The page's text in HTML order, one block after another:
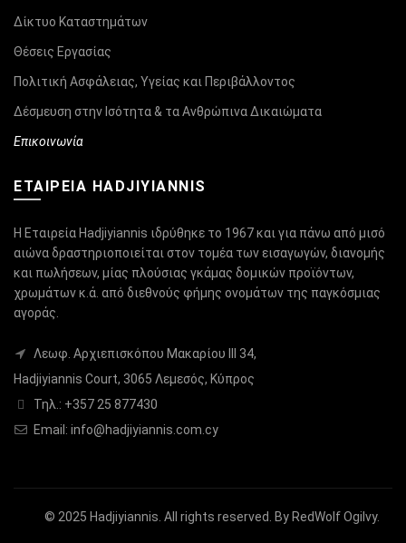
Δίκτυο Καταστημάτων
Θέσεις Εργασίας
Πολιτική Ασφάλειας, Υγείας και Περιβάλλοντος
Δέσμευση στην Ισότητα & τα Ανθρώπινα Δικαιώματα
Επικοινωνία
ΕΤΑΙΡΕΙΑ HADJIYIANNIS
Η Εταιρεία Hadjiyiannis ιδρύθηκε το 1967 και για πάνω από μισό
αιώνα δραστηριοποιείται στον τομέα των εισαγωγών, διανομής
και πωλήσεων, μίας πλούσιας γκάμας δομικών προϊόντων,
χρωμάτων κ.ά. από διεθνούς φήμης ονομάτων της παγκόσμιας
αγοράς.
Λεωφ. Αρχιεπισκόπου Μακαρίου ΙΙΙ 34,
Hadjiyiannis Court, 3065 Λεμεσός, Κύπρος
Τηλ.: +357 25 877430
Email: info@hadjiyiannis.com.cy
© 2025 Hadjiyiannis . All rights reserved. By RedWolf Ogilvy.